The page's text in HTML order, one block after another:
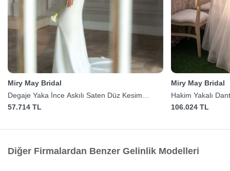
Miry May Bridal
Degaje Yaka İnce Askılı Saten Düz Kesim
Gelinlik
57.714 TL
Miry May Bridal
Hakim Yakalı
106.024 TL
Diğer Firmalardan Benzer Gelinlik Modelleri